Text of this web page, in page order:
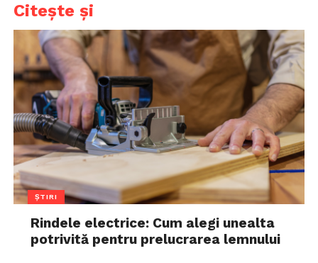
Citește și
ȘTIRI
Rindele electrice: Cum alegi unealta
potrivită pentru prelucrarea lemnului